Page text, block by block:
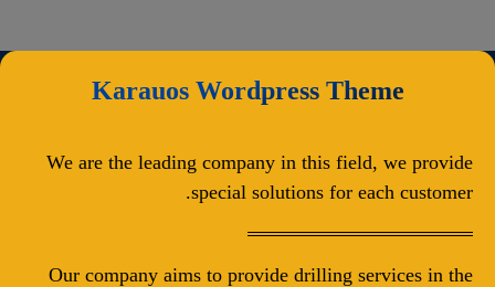
Karauos Wordpress Theme
We are the leading company in this field, we provide
special solutions for each customer.
Our company aims to provide drilling services in the